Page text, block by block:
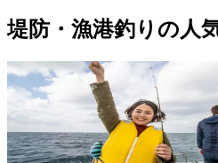
堤防・漁港釣りの人